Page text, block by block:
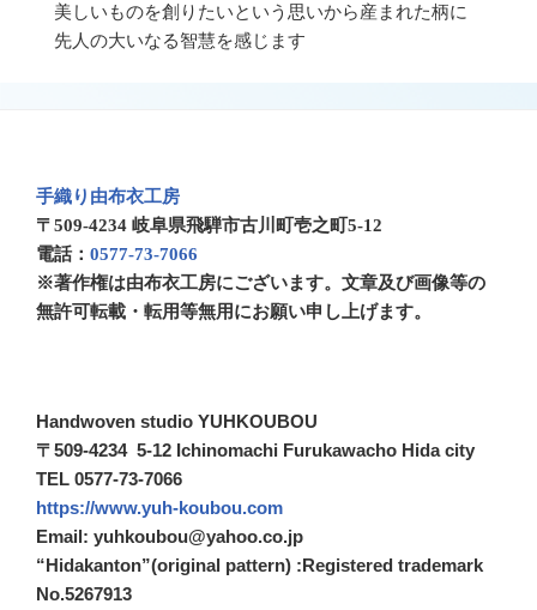
美しいものを創りたいという思いから産まれた柄に
先人の大いなる智慧を感じます
手織り由布衣工房
〒509-4234 岐阜県飛騨市古川町壱之町5-12
電話： 0577-73-7066
※著作権は由布衣工房にございます。文章及び画像等の
無許可転載・転用等無用にお願い申し上げます。
Handwoven studio YUHKOUBOU
〒509-4234 5-12 Ichinomachi Furukawacho Hida city
TEL 0577-73-7066
https://www.yuh-koubou.com
Email: yuhkoubou@yahoo.co.jp
“Hidakanton”(original pattern) :Registered trademark
No.5267913